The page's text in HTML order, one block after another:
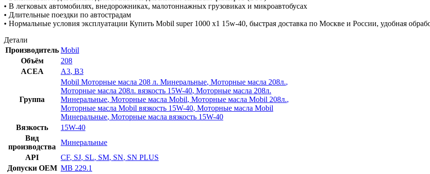
• В легковых автомобилях, внедорожниках, малотоннажных грузовиках и микроавтобусах
• Длительные поездки по автострадам
• Нормальные условия эксплуатации Купить Mobil super 1000 x1 15w-40, быстрая доставка по Москве и России, удобная
Детали
Производитель Mobil
Объём
208
ACEA
A3, B3
Группа
Mobil Моторные масла 208 л. Минеральные, Моторные масла 208л.,
Моторные масла 208л. вязкость 15W-40, Моторные масла 208л.
Минеральные, Моторные масла Mobil, Моторные масла Mobil 208л.,
Моторные масла Mobil вязкость 15W-40, Моторные масла Mobil
Минеральные, Моторные масла вязкость 15W-40
Вязкость
15W-40
Вид
производства
Минеральные
API
CF, SJ, SL, SM, SN, SN PLUS
Допуски OEM MB 229.1